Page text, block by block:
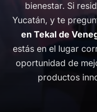
bienestar. Si
Yucatán, y te
en Tekal de
estás en el lugar
oportunidad de
productos